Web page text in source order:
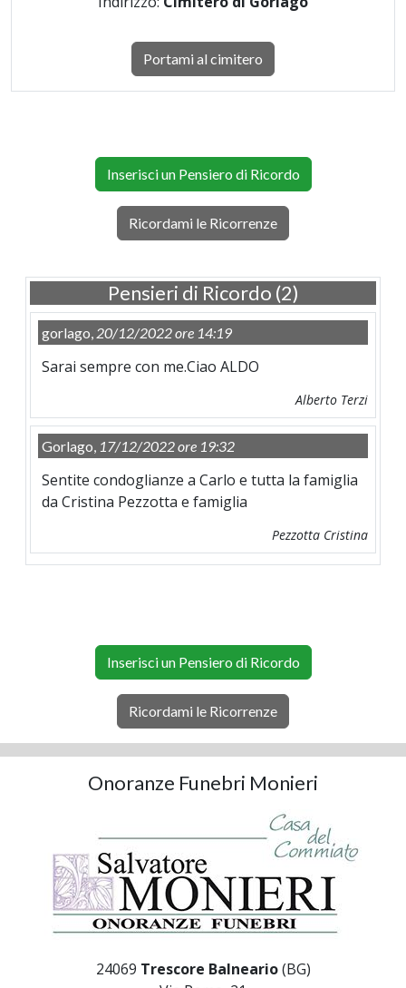
Portami al cimitero
Inserisci un Pensiero di Ricordo
Ricordami le Ricorrenze
Pensieri di Ricordo (2)
gorlago, 20/12/2022 ore 14:19
Sarai sempre con me.Ciao ALDO
Alberto Terzi
Gorlago, 17/12/2022 ore 19:32
Sentite condoglianze a Carlo e tutta la famiglia
da Cristina Pezzotta e famiglia
Pezzotta Cristina
Inserisci un Pensiero di Ricordo
Ricordami le Ricorrenze
Onoranze Funebri Monieri
24069 Trescore Balneario(BG)